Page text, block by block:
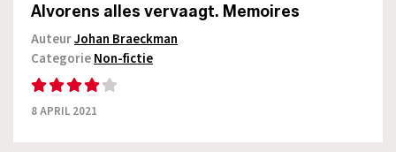
Alvorens alles vervaagt. Memoires
AuteurJohan Braeckman
CategorieNon-fictie
8 APRIL 2021